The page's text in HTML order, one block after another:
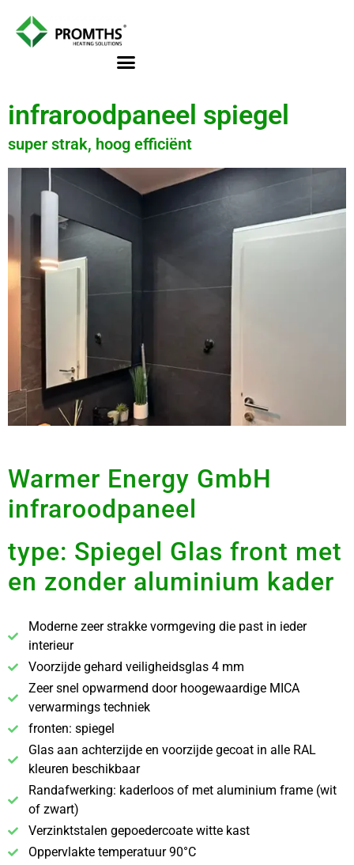
inhoud
infraroodpaneel spiegel
super strak, hoog efficiënt
Warmer Energy GmbH
infraroodpaneel
type: Spiegel Glas front met
en zonder aluminium kader
Moderne zeer strakke vormgeving die past in ieder
interieur
Voorzijde gehard veiligheidsglas 4 mm
Zeer snel opwarmend door hoogewaardige MICA
verwarmings techniek
fronten: spiegel
Glas aan achterzijde en voorzijde gecoat in alle RAL
kleuren beschikbaar
Randafwerking: kaderloos of met aluminium frame (wit
of zwart)
Verzinktstalen gepoedercoate witte kast
Oppervlakte temperatuur 90°C